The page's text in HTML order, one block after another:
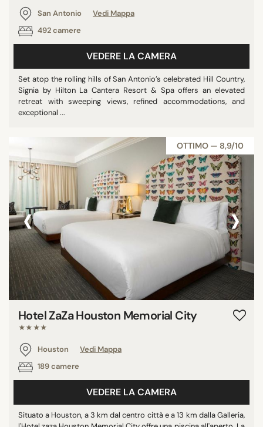
San Antonio
Vedi Mappa
492 camere
VEDERE LA CAMERA
Set atop the rolling hills of San Antonio’s celebrated Hill Country,
Signia by Hilton La Cantera Resort & Spa offers an elevated
retreat with sweeping views, refined accommodations, and
exceptional ...
OTTIMO — 8,9/10
‹ ›
Hotel ZaZa Houston Memorial City
★★★★
Houston
Vedi Mappa
189 camere
VEDERE LA CAMERA
Situato a Houston, a 3 km dal centro città e a 13 km dalla Galleria,